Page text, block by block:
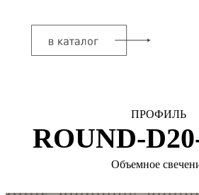
ПРОФИЛЬ
ROUND-
Объемное